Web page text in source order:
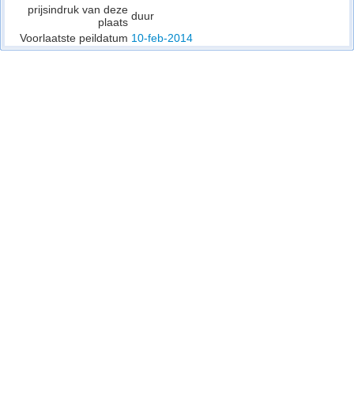
prijsindruk van deze
plaats duur
Voorlaatste peildatum 10-feb-2014